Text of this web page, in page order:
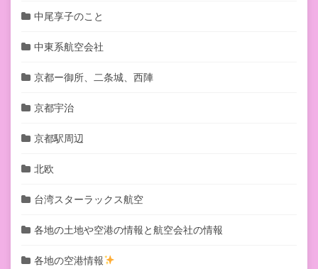
中尾享子のこと
中東系航空会社
京都ー御所、二条城、西陣
京都宇治
京都駅周辺
北欧
台湾スターラックス航空
各地の土地や空港の情報と航空会社の情報
各地の空港情報